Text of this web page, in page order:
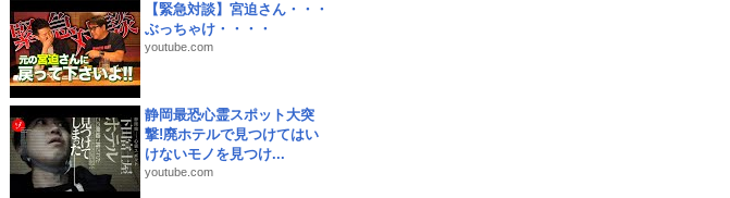
【緊急対談】宮迫さん・・・
ぶっちゃけ・・・・
youtube.com
静岡最恐心霊スポット大突
撃!廃ホテルで見つけてはい
けないモノを見つけ...
youtube.com